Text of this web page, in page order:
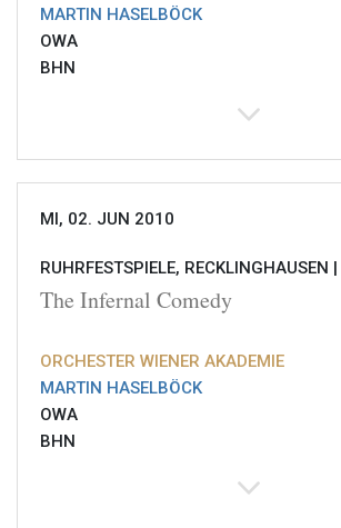
MARTIN HASELBÖCK
OWA
BHN
MI, 02. JUN 2010
RUHRFESTSPIELE, RECKLINGHAUSEN |
The Infernal Comedy
ORCHESTER WIENER AKADEMIE
MARTIN HASELBÖCK
OWA
BHN